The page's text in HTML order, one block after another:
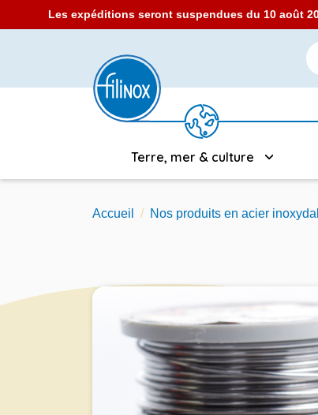
Les expéditions seront suspendues du 10 août
Terre, mer & culture
Accueil Nos produits en acier